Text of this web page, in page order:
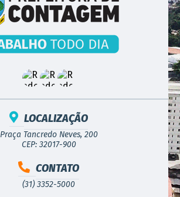
LOCALIZAÇÃO
Praça Tancredo Neves, 200
CEP: 32017-900
CONTATO
(31) 3352-5000